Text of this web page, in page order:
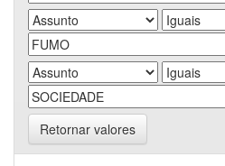
Retornar valores